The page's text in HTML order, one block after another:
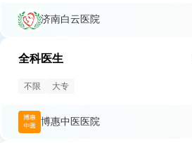
济南白云医院
全科医生
不限 大专
博惠中医医院